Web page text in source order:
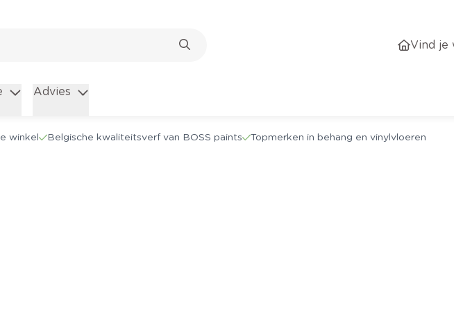
Vind je
Advies
winkel Belgische kwaliteitsverf van BOSS paints Topmerken in behang en vinylvloeren